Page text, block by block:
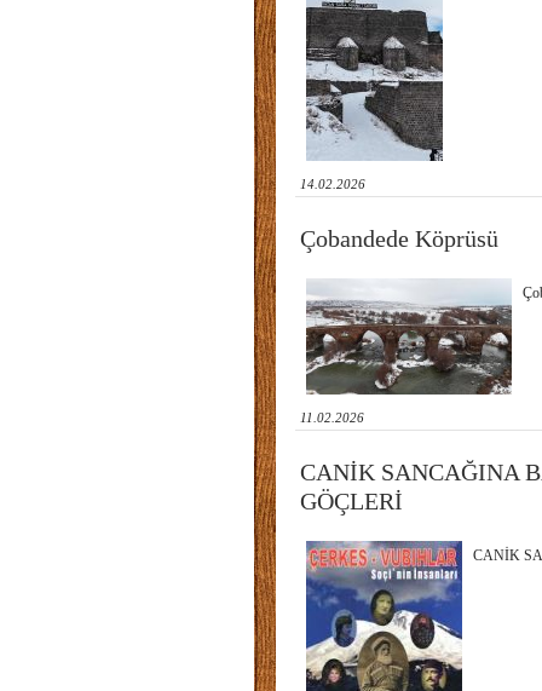
14.02.2026
Çobandede Köprüsü
11.02.2026
CANİK SANCAĞINA
GÖÇLERİ
CANİK